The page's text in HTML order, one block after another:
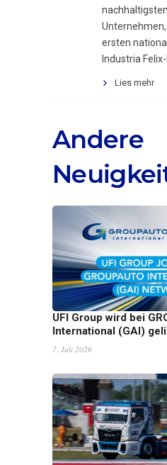
ersten
Industria
Lies mehr
Andere
UFI Group wird bei
International (GAI)
7. Juli 2026